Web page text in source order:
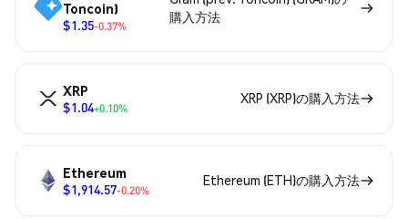
Toncoin)
$1.35-0.37%
購入方法
XRP
$1.04+0.10%
XRP (XRP)の購入方法
Ethereum
$1,914.57-0.20%
Ethereum (ETH)の購入方法